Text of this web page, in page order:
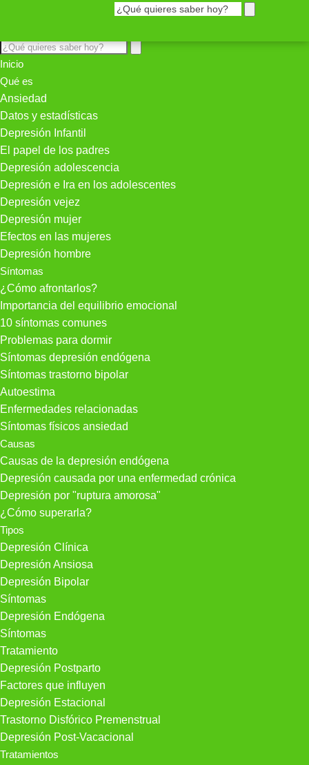
Inicio
Qué es
Ansiedad
Datos y estadísticas
Depresión Infantil
El papel de los padres
Depresión adolescencia
Depresión e Ira en los adolescentes
Depresión vejez
Depresión mujer
Efectos en las mujeres
Depresión hombre
Síntomas
¿Cómo afrontarlos?
Importancia del equilibrio emocional
10 síntomas comunes
Problemas para dormir
Síntomas depresión endógena
Síntomas trastorno bipolar
Autoestima
Enfermedades relacionadas
Síntomas físicos ansiedad
Causas
Causas de la depresión endógena
Depresión causada por una enfermedad crónica
Depresión por "ruptura amorosa"
¿Cómo superarla?
Tipos
Depresión Clínica
Depresión Ansiosa
Depresión Bipolar
Síntomas
Depresión Endógena
Síntomas
Tratamiento
Depresión Postparto
Factores que influyen
Depresión Estacional
Trastorno Disfórico Premenstrual
Depresión Post-Vacacional
Tratamientos